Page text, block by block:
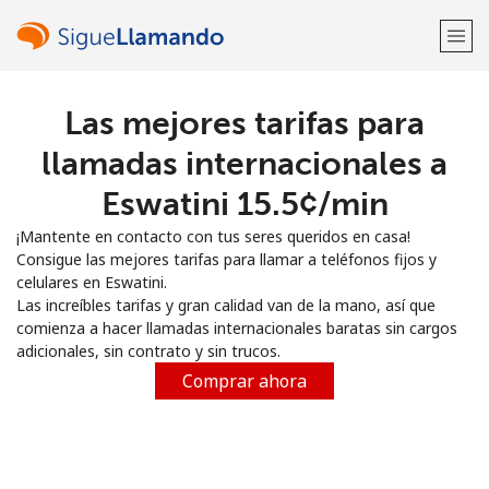
¡Bienvenido!
Regístrate con
o
Las mejores tarifas para
llamadas internacionales a
Eswatini ⁦15.5¢⁩/min
¡Mantente en contacto con tus seres queridos en casa!
Consigue las mejores tarifas para llamar a teléfonos fijos y
celulares en Eswatini.
Las increíbles tarifas y gran calidad van de la mano, así que
comienza a hacer llamadas internacionales baratas sin cargos
adicionales, sin contrato y sin trucos.
Comprar ahora